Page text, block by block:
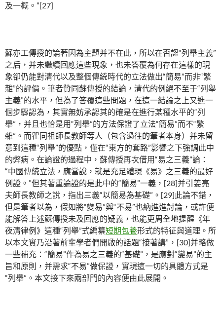
及一概。”[27]
蘇亦工傳授的論著因為主題并不在此，所以在否認“列舉主義”
之后，并未繼續回應這些現象，也未答覆為何存在這樣的現
象卻仍能對清代以及整個傳統時代的立法做出“簡易”而非“繁
雜”的評價。筆者贊同蘇傳授的結論，清代的例絕不至于“列舉
主義”的水平，但為了答覆這些問題，在這一結論之上又進一
個步驟認為，其實無妨承認其的確是在進行某種水平的“列
舉”，并且也恰是用“列舉”的方法保證了立法“簡易”而不“繁
雜”。而瞿同祖師長教師等人（包含過往的筆者本身）并未留
意到這種“列舉”的優點，僅在“東方的套路”影響之下強調此中
的弊病。在論證的過程中，蘇傳授再次借用“易之三義”論：
“中國傳統立法，應當說，就是充足體現《易》之三義的最好
例證。”但其著重論證的是此中的“簡易”一義，[28]并引姜亮
夫師長教師之說，指出三義“以簡易為基礎”。[29]此論不錯，
但是筆者以為，假如將“變易”與“不易”也納進進討論，或許便
能解答上述蘇傳授未及回應的疑義，也能更周全地提醒《年
夜清律例》這種“列舉”式編纂短期包養形式的特征與道理。所
以本文實乃沿著前輩學者們開啟的話題“接著講”，[30]并略做
一些補充：“簡易”作為易之三義的“基礎”，是應對“變易”的主
旨和原則，并需求“不易”做保證，實現這一切的具體方式是
“列舉”。本文接下來兩部門的內容便由此展開。